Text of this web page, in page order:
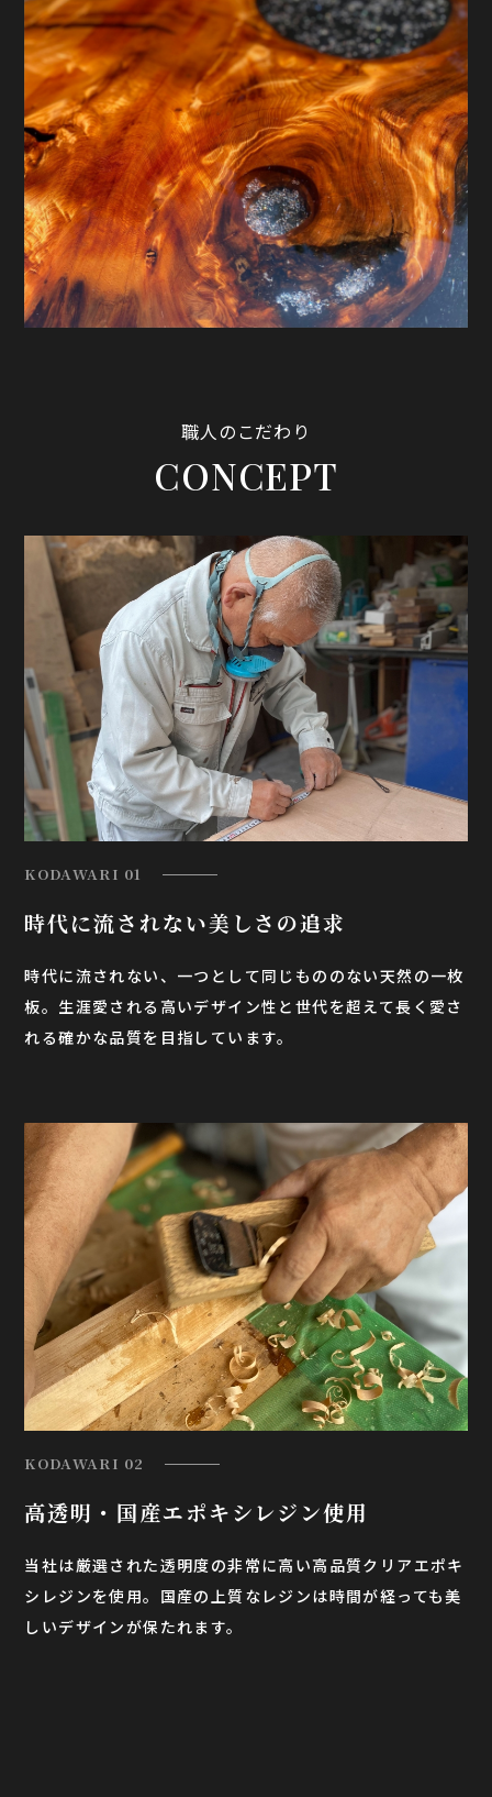
職人のこだわり
CONCEPT
KODAWARI 01
時代に流されない美しさの追求
時代に流されない、一つとして同じもののない天然の一枚
板。生涯愛される高いデザイン性と世代を超えて長く愛さ
れる確かな品質を目指しています。
KODAWARI 02
高透明・国産エポキシレジン使用
当社は厳選された透明度の非常に高い高品質クリアエポキ
シレジンを使用。国産の上質なレジンは時間が経っても美
しいデザインが保たれます。